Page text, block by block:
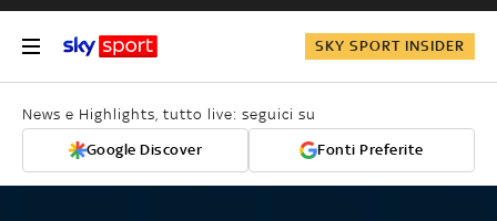
SKY SPORT INSIDER
News e Highlights, tutto live: seguici su
Google Discover Fonti Preferite